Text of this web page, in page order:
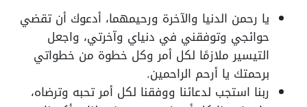
يا رحمن الدنيا والآخرة ورحيمهما، أدعوك أن تقضي
حوائجي وتوفقني في دنياي وآخرتي، واجعل
التيسير ملازمًا لكل أمر وكل خطوة من خطواتي
برحمتك يا أرحم الراحمين.
ربنا استجب لدعائنا ووفقنا لكل أمر تحبه وترضاه،